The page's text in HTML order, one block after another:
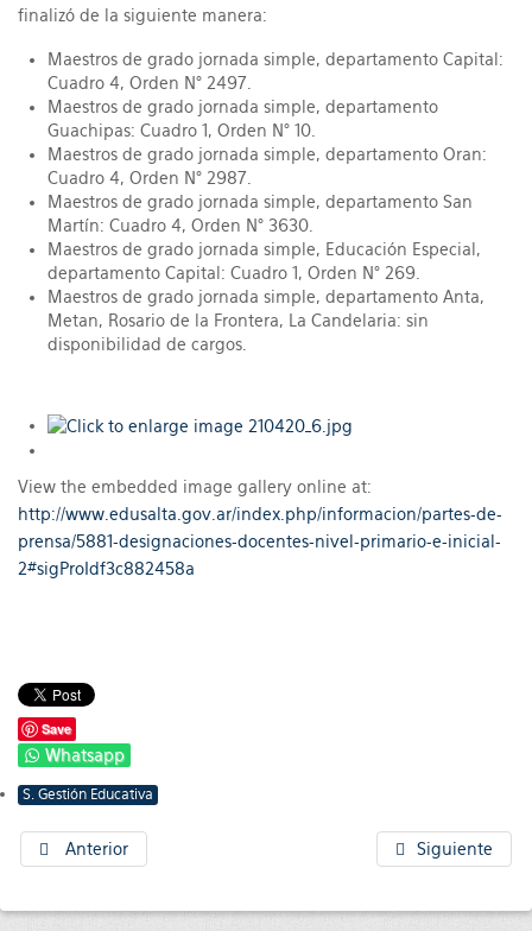
finalizó de la siguiente manera:
Maestros de grado jornada simple, departamento Capital:
Cuadro 4, Orden N° 2497.
Maestros de grado jornada simple, departamento
Guachipas: Cuadro 1, Orden N° 10.
Maestros de grado jornada simple, departamento Oran:
Cuadro 4, Orden N° 2987.
Maestros de grado jornada simple, departamento San
Martín: Cuadro 4, Orden N° 3630.
Maestros de grado jornada simple, Educación Especial,
departamento Capital: Cuadro 1, Orden N° 269.
Maestros de grado jornada simple, departamento Anta,
Metan, Rosario de la Frontera, La Candelaria: sin
disponibilidad de cargos.
View the embedded image gallery online at:
http://www.edusalta.gov.ar/index.php/informacion/partes-de-
prensa/5881-designaciones-docentes-nivel-primario-e-inicial-
2#sigProIdf3c882458a
Save
Whatsapp
S. Gestión Educativa
Anterior Siguiente